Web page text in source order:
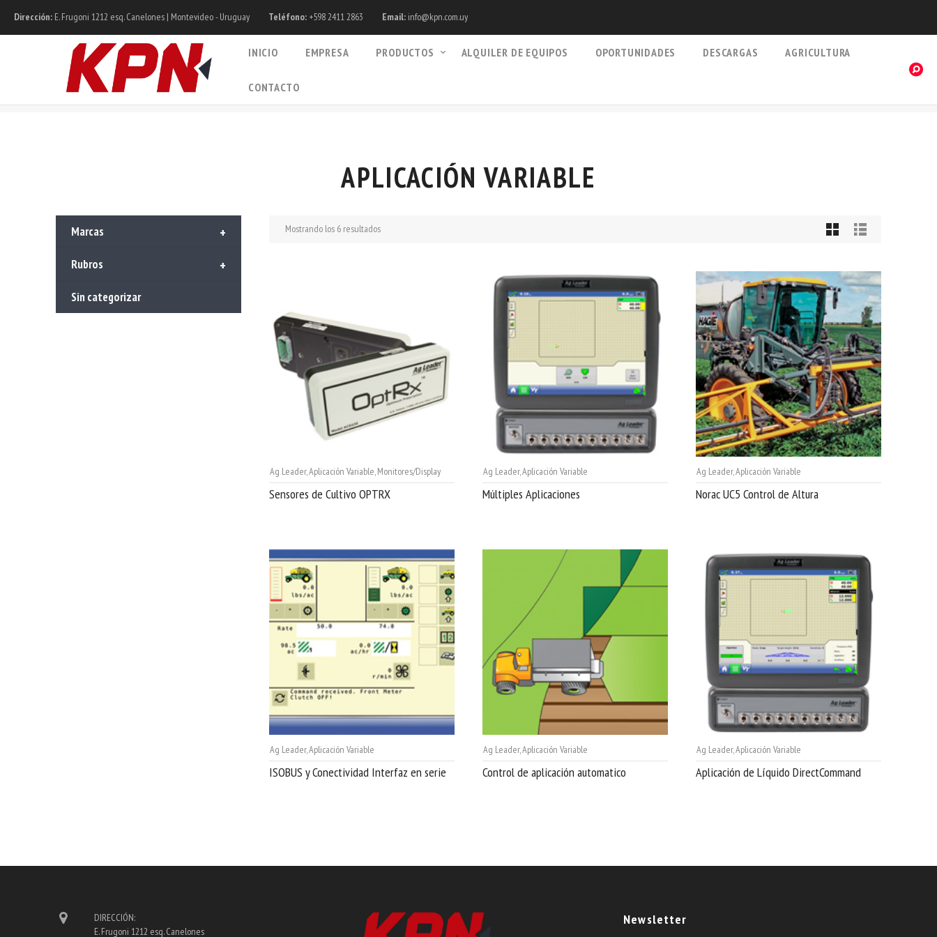
Dirección: E. Frugoni 1212 esq. Canelones | Montevideo - Uruguay Teléfono: +598 2411 2863 Email: info@kpn.com.uy
INICIO EMPRESA PRODUCTOS ALQUILER DE EQUIPOS OPORTUNIDADES DESCARGAS AGRICULTURA
CONTACTO
APLICACIÓN VARIABLE
Mostrando los 6 resultados
Ag Leader,Aplicación Variable,Monitores/Display
Sensores de Cultivo OPTRX
Ag Leader,Aplicación Variable
Múltiples Aplicaciones
Ag Leader,Aplicación Variable
Norac UC5 Control de Altura
Ag Leader,Aplicación Variable
ISOBUS y Conectividad Interfaz en serie
Ag Leader,Aplicación Variable
Control de aplicación automatico
Ag Leader,Aplicación Variable
Aplicación de Líquido DirectCommand
+
Marcas
+
Rubros
Sin categorizar
DIRECCIÓN:
E. Frugoni 1212 esq. Canelones
Newsletter